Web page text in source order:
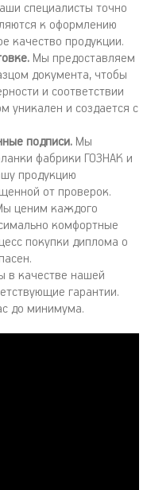
специалисты точно
к оформлению
качество продукции.
Мы предоставляем
документа, чтобы
и соответствии
и создается с
подписи. Мы
фабрики ГОЗНАК и
продукцию
от проверок.
ценим каждого
комфортные
покупки диплома о
в качестве нашей
гарантии.
до минимума.